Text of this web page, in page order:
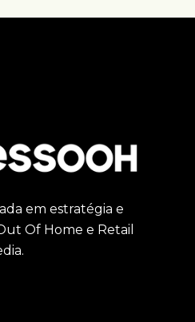
em estratégia e
Of Home e Retail